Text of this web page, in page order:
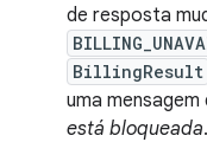
de resposta
BillingResult
uma
está bloqueada.